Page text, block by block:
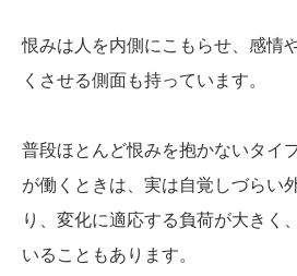
恨みは人を内側にこもらせ、感情
くさせる側面も持っています。
普段ほとんど恨みを抱かないタイ
が働くときは、実は自覚しづらい
り、変化に適応する負荷が大きく
いることもあります。